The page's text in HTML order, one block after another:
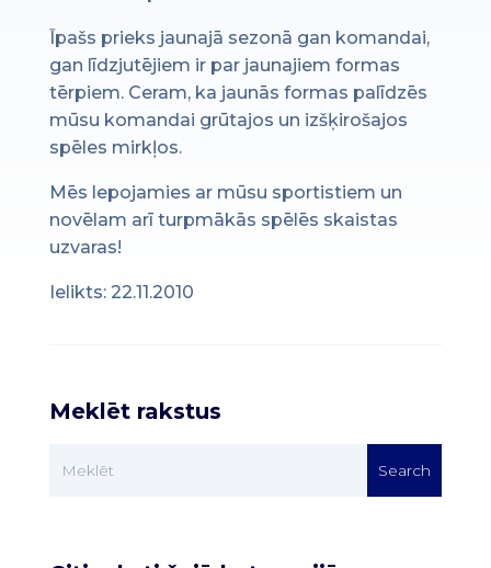
Īpašs prieks jaunajā sezonā gan komandai,
gan līdzjutējiem ir par jaunajiem formas
tērpiem. Ceram, ka jaunās formas palīdzēs
mūsu komandai grūtajos un izšķirošajos
spēles mirkļos.
Mēs lepojamies ar mūsu sportistiem un
novēlam arī turpmākās spēlēs skaistas
uzvaras!
Ielikts: 22.11.2010
Meklēt rakstus